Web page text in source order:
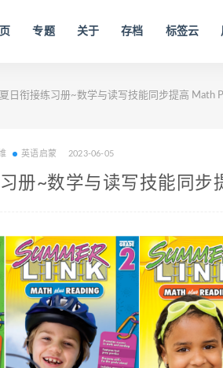
专题 关于 存档 标签云
日衔接练习册~数学与读写技能同步提高 Math
英语启蒙 2023-06-05
册~数学与读写技能同步